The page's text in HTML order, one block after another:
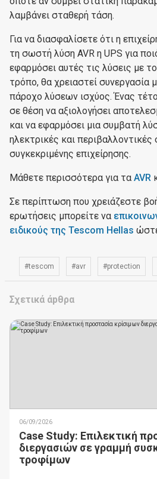
λαμβάνει σταθερή τάση.
Για να διασφαλίσετε ότι η
τη σωστή λύση AVR η UPS για
εφαρμόσει αυτές τις λύσεις με
τρόπο, θα χρειαστεί συνεργασία
πάροχο λύσεων ισχύος. Ένας
σε θέση να αξιολογήσει
και να εφαρμόσει μια συμβατή
ηλεκτρικές και περιβαλλοντικές
συγκεκριμένης επιχείρησης.
Μάθετε περισσότερα για τα AVR
Σε περίπτωση που χρειάζεστε
ερωτήσεις μπορείτε να
ειδικούς της Tescom Hellas
#tescom #avr #protection
Σχετικά άpθρα
06/09/2026
Case Study: Επιλεκτική
διεργασιών σε γραμμή
τροφίμων